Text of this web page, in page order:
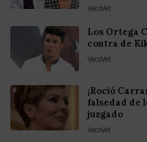
VecoVet
Los Ortega
contra de
VecoVet
¡Roció
falsedad de
juzgado
VecoVet